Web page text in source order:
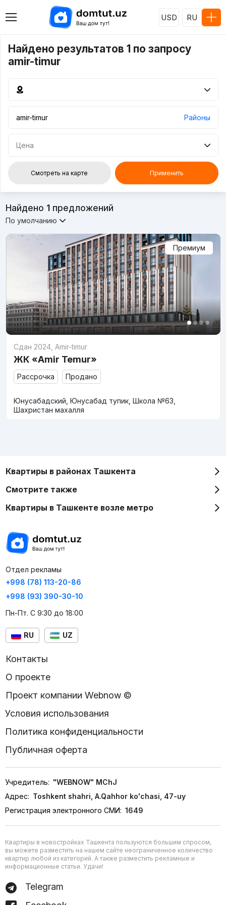
USD RU
Найдено результатов 1 по запросу
amir-timur
Районы
Цена
Смотреть на карте Применить
Найдено 1предложений
По умолчанию
Премиум
Сдан 2024, Amir-timur
ЖК «Amir Temur»
Рассрочка Продано
Юнусабадский, Юнусабад тупик, Школа №63,
Шахристан махалля
Квартиры в районах Ташкента
Смотрите также
Квартиры в Ташкенте возле метро
Отдел рекламы
+998 (78) 113-20-86
+998 (93) 390-30-10
Пн-Пт. С 9:30 до 18:00
RU UZ
Контакты
О проекте
Проект компании Webnow ©
Условия использования
Политика конфиденциальности
Публичная оферта
Учредитель: "WEBNOW" MChJ
Адрес: Toshkent shahri, A.Qahhor ko'chasi, 47-uy
Регистрация электронного СМИ: 1649
Квартиры в новостройках Ташкента пользуются большим спросом,
вы можете разместить на нашем сайте неограниченное количество
квартир любой из категорий. А также разместить рекламные и
информационные статьи. Удачи!
Telegram